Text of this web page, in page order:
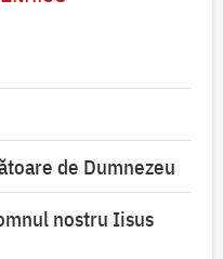
de Dumnezeu
nostru Iisus